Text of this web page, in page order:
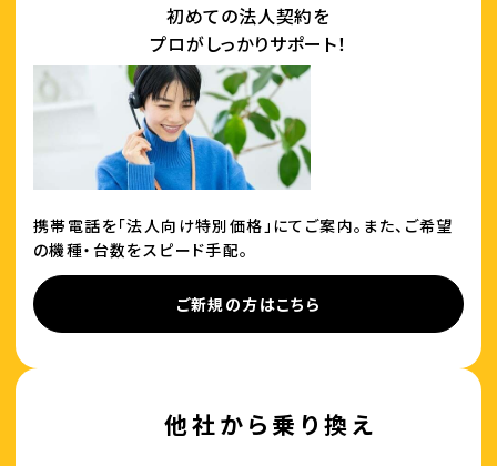
初めての法人契約を
プロがしっかりサポート！
携帯電話を「法人向け特別価格」にてご案内。また、ご希望
の機種・台数をスピード手配。
ご新規の方はこちら
他社から乗り換え